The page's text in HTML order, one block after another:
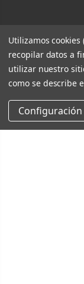
Utilizamos
recopilar datos a
utilizar nuestro
como se describe
Configuración